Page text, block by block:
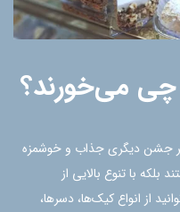
چی می‌خورند؟
جشن دیگری جذاب و خوشمزه
با تنوع بالایی از
از انواع کیک‌ها، دسرها،